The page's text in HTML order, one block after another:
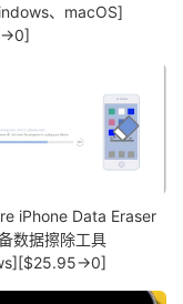
、macOS]
iPhone Data Eraser
数据擦除工具